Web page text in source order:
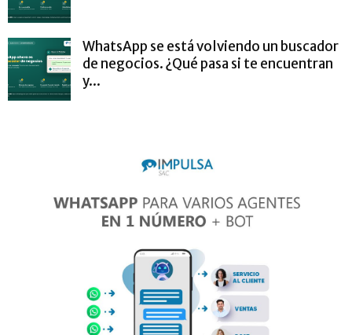
WhatsApp se está volviendo un buscador
de negocios. ¿Qué pasa si te encuentran
y...